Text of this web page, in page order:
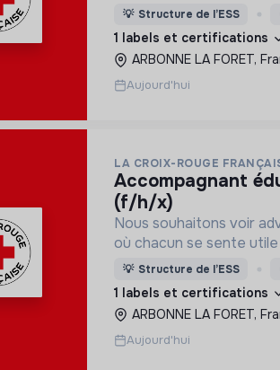
Pour cela, nous
des lieux d’engagement
adaptés à tous.
💡 Structure de l’ESS
1 labels et certifications
ARBONNE LA FORET,
Aujourd'hui
LA CROIX-ROUGE
accompagnant éducatif et social
(f/h/x)
Nous souhaitons voir
où chacun se sente utile
Pour cela, nous
des lieux d’engagement
adaptés à tous.
💡 Structure de l’ESS
1 labels et certifications
ARBONNE LA FORET,
Aujourd'hui